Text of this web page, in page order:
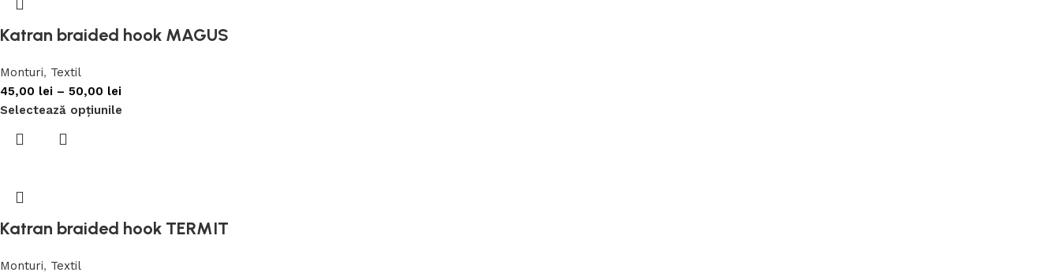
Katran braided hook MAGUS
Monturi, Textil
45,00 lei – 50,00 lei
Selectează opțiunile
Katran braided hook TERMIT
Monturi, Textil